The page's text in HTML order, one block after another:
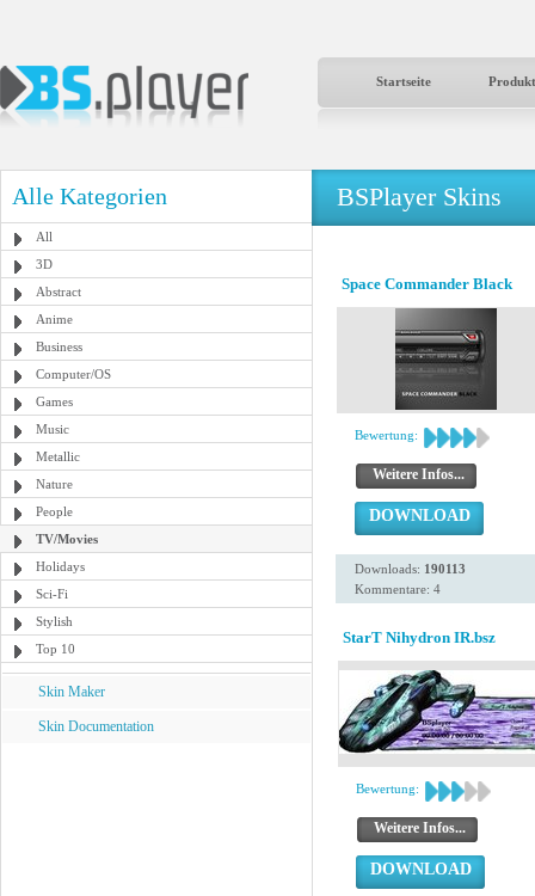
Startseite
Alle Kategorien
All
3D
Abstract
Anime
Business
Computer/OS
Games
Music
Metallic
Nature
People
TV/Movies
Holidays
Sci-Fi
Stylish
Top 10
Skin Maker
Skin Documentation
BSPlayer Skins
Space Commander Black
Bewertung:
Weitere Infos...
DOWNLOAD
Downloads: 190113
Kommentare: 4
StarT Nihydron IR.bsz
Bewertung:
Weitere Infos...
DOWNLOAD